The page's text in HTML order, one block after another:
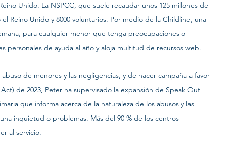
Unido. La NSPCC, que suele recaudar unos 125 millones de
Reino Unido y 8000 voluntarios. Por medio de la Childline, una
para cualquier menor que tenga preocupaciones o
personales de ayuda al año y aloja multitud de recursos web.
de menores y las negligencias, y de hacer campaña a favor
de 2023, Peter ha supervisado la expansión de Speak Out
que informa acerca de la naturaleza de los abusos y las
inquietud o problemas. Más del 90 % de los centros
al servicio.